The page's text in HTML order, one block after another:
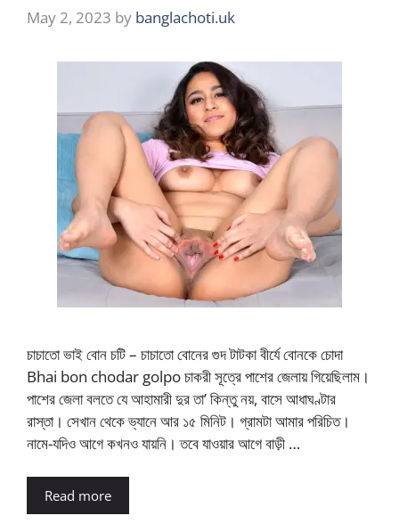
May 2, 2023 by banglachoti.uk
চাচাতো ভাই বোন চটি – চাচাতো বোনের গুদ টাটকা বীর্যে বোনকে চোদা
Bhai bon chodar golpo চাকরী সূত্রে পাশের জেলায় গিয়েছিলাম।
পাশের জেলা বলতে যে আহামারী দুর তা’ কিন্তু নয়, বাসে আধাঘণ্টার
রাস্তা। সেখান থেকে ভ্যানে আর ১৫ মিনিট। গ্রামটা আমার পরিচিত।
নামে-যদিও আগে কখনও যায়নি। তবে যাওয়ার আগে বাড়ী …
Read more